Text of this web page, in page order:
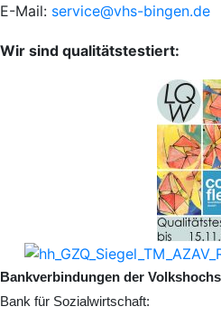
E-Mail: service@vhs-bingen.de
Wir sind qualitätstestiert:
Bankverbindungen der
Bank für Sozialwirtschaft: